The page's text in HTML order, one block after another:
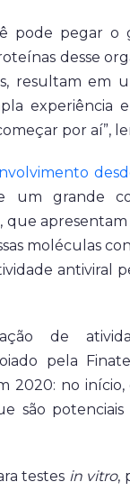
pode pegar
desse
resultam em
experiência
por aí”,
um grande
que
moléculas
antiviral
de
pela
2020: no
são potenciais
testes in vitro,